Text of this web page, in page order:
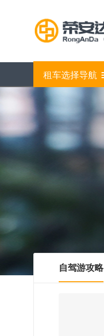
租车选择导航
自驾游攻略